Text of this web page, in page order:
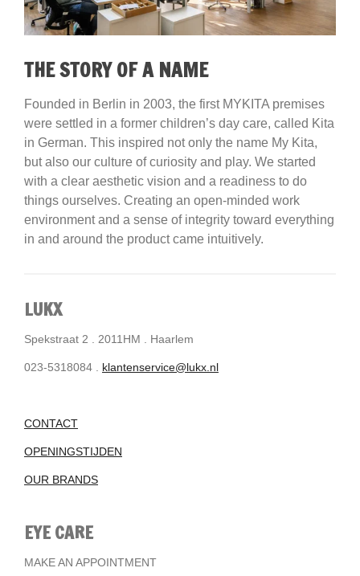
THE STORY OF A NAME
Founded in Berlin in 2003, the first MYKITA premises
were settled in a former children’s day care, called Kita
in German. This inspired not only the name My Kita,
but also our culture of curiosity and play. We started
with a clear aesthetic vision and a readiness to do
things ourselves. Creating an open-minded work
environment and a sense of integrity toward everything
in and around the product came intuitively.
LUKX
Spekstraat 2 . 2011HM . Haarlem
023-5318084 . klantenservice@lukx.nl
CONTACT
OPENINGSTIJDEN
OUR BRANDS
EYE CARE
MAKE AN APPOINTMENT